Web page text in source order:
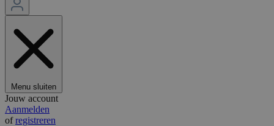
Menu sluiten
Jouw account
Aanmelden
ofregistreren